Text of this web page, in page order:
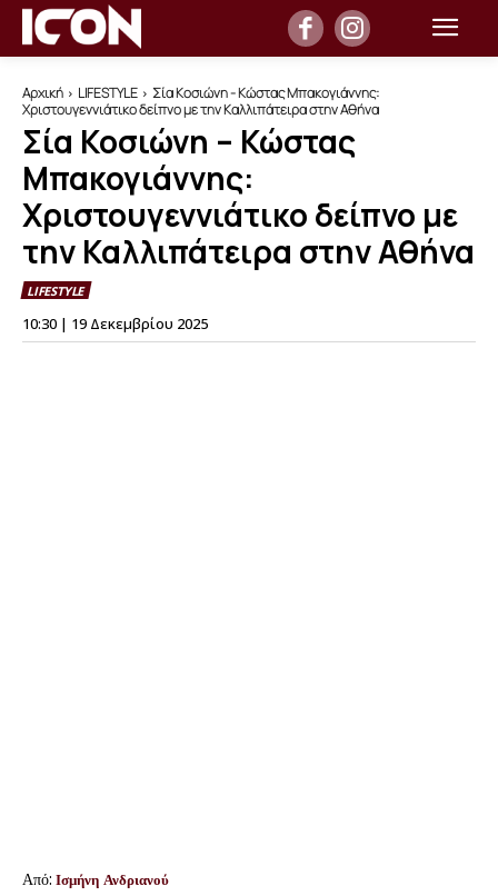
Αρχική LIFESTYLE
Σία Κοσιώνη - Κώστας Μπακογιάννης:
Χριστουγεννιάτικο δείπνο με την Καλλιπάτειρα στην Αθήνα
Σία Κοσιώνη – Κώστας
Μπακογιάννης:
Χριστουγεννιάτικο δείπνο με
την Καλλιπάτειρα στην Αθήνα
LIFESTYLE
10:30 | 19 Δεκεμβρίου 2025
Από: Ισμήνη Ανδριανού